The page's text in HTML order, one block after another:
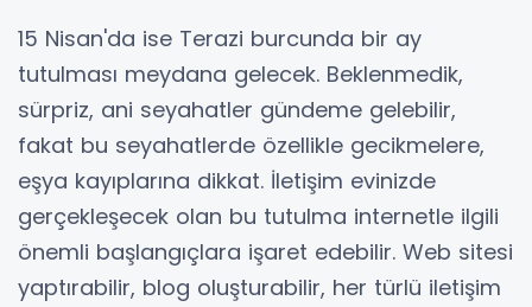
15 Nisan'da ise Terazi burcunda bir ay
tutulması meydana gelecek. Beklenmedik,
sürpriz, ani seyahatler gündeme gelebilir,
fakat bu seyahatlerde özellikle gecikmelere,
eşya kayıplarına dikkat. İletişim evinizde
gerçekleşecek olan bu tutulma internetle ilgili
önemli başlangıçlara işaret edebilir. Web sitesi
yaptırabilir, blog oluşturabilir, her türlü iletişim